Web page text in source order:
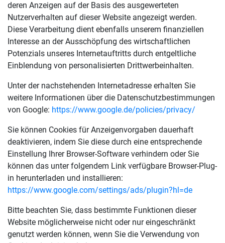
deren Anzeigen auf der Basis des ausgewerteten
Nutzerverhalten auf dieser Website angezeigt werden.
Diese Verarbeitung dient ebenfalls unserem finanziellen
Interesse an der Ausschöpfung des wirtschaftlichen
Potenzials unseres Internetauftritts durch entgeltliche
Einblendung von personalisierten Drittwerbeinhalten.
Unter der nachstehenden Internetadresse erhalten Sie
weitere Informationen über die Datenschutzbestimmungen
von Google: https://www.google.de/policies/privacy/
Sie können Cookies für Anzeigenvorgaben dauerhaft
deaktivieren, indem Sie diese durch eine entsprechende
Einstellung Ihrer Browser-Software verhindern oder Sie
können das unter folgendem Link verfügbare Browser-Plug-
in herunterladen und installieren:
https://www.google.com/settings/ads/plugin?hl=de
Bitte beachten Sie, dass bestimmte Funktionen dieser
Website möglicherweise nicht oder nur eingeschränkt
genutzt werden können, wenn Sie die Verwendung von